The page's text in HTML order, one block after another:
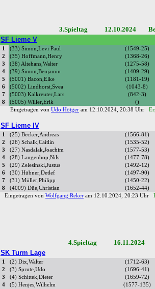
3.Spieltag 12.10.2024
SF Lieme V
1 (33) Simon,Levi Paul
(1549-25)
2
(35) Hoffmann,Henry
(1368-26)
3
(38) Altehans,Walter
(1275-58)
4
(39) Simon,Benjamin
(1409-29)
5
(5001) Bacon,Elke
(1181-19)
6
(5002) Lindhorst,Svea
(1043-8)
7
(5003) Kalkreuter,Lars
(842-3)
8
(5005) Willer,Erik
()
Eingetragen von Udo Hötger am 12.10.2024, 20:38 Uhr
SF Lieme IV
1 (25) Becker,Andreas
(1566-81)
2
(26) Schalk,Caitlin
(1535-52)
3
(27) Nasdalak,Joachim
(1577-53)
4
(28) Langenhop,Nils
(1477-78)
5
(29) Zelesinski,Justus
(1492-12)
6
(30) Hübner,Detlef
(1497-90)
7
(31) Müller,Philipp
(1450-22)
8
(4009) Düe,Christian
(1652-44)
Eingetragen von Wolfgang Reker am 12.10.2024, 20:23 Uhr
4.Spieltag 16.11.2024
SK Turm Lage
1 (2) Dix,Walter
(1712-63)
2
(3) Sprute,Udo
(1696-41)
3
(4) Schittek,Dieter
(1659-72)
4
(5) Henjes,Wilhelm
(1577-135)